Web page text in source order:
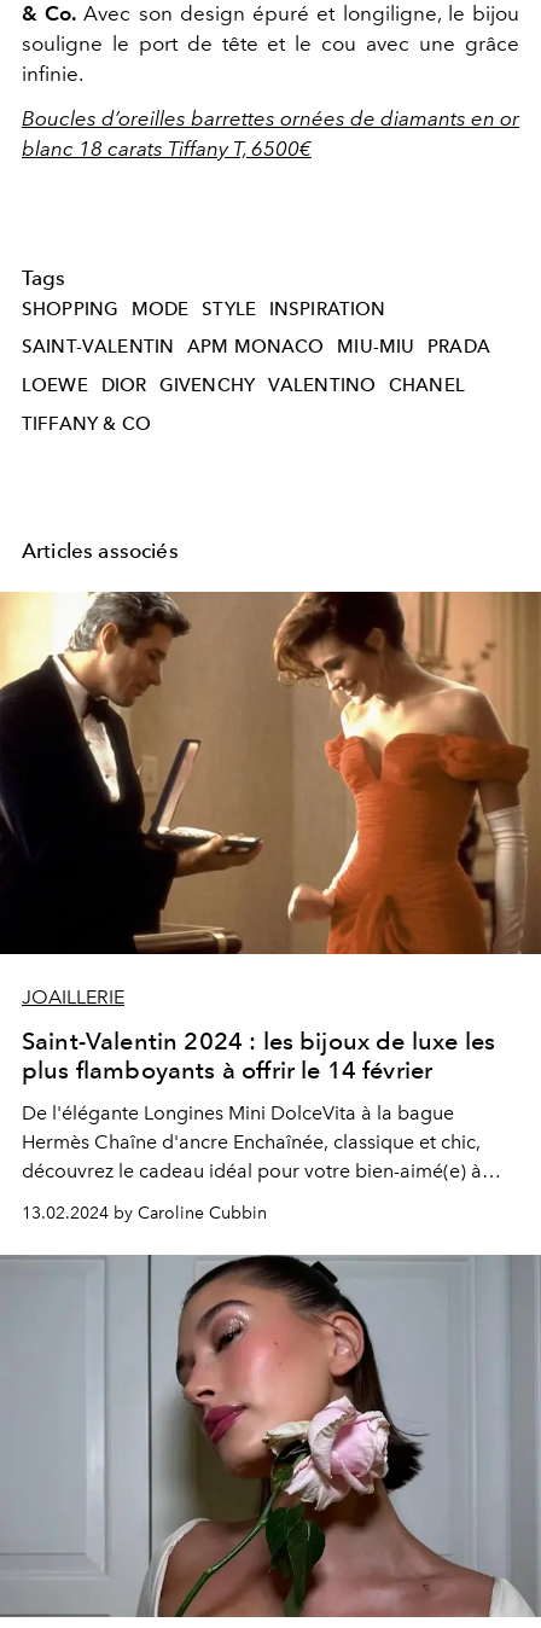
& Co. Avec son design épuré et longiligne, le bijou
souligne le port de tête et le cou avec une grâce
infinie.
Boucles d’oreilles barrettes ornées de diamants en or
blanc 18 carats Tiffany T, 6500€
Tags
SHOPPING MODE STYLE
INSPIRATION
SAINT-VALENTIN
APM MONACO MIU-MIU
PRADA
LOEWE
DIOR GIVENCHY VALENTINO
CHANEL
TIFFANY & CO
Articles associés
JOAILLERIE
Saint-Valentin 2024 : les bijoux de luxe les
plus flamboyants à offrir le 14 février
De l'élégante Longines Mini DolceVita à la bague
Hermès Chaîne d'ancre Enchaînée, classique et chic,
découvrez le cadeau idéal pour votre bien-aimé(e) à
13.02.2024 by Caroline Cubbin